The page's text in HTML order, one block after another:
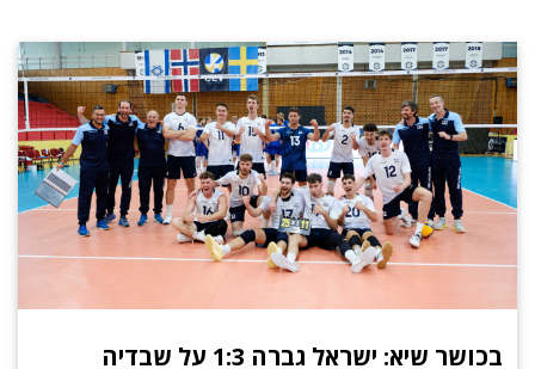
בכושר שיא: ישראל גברה 1:3 על שבדיה